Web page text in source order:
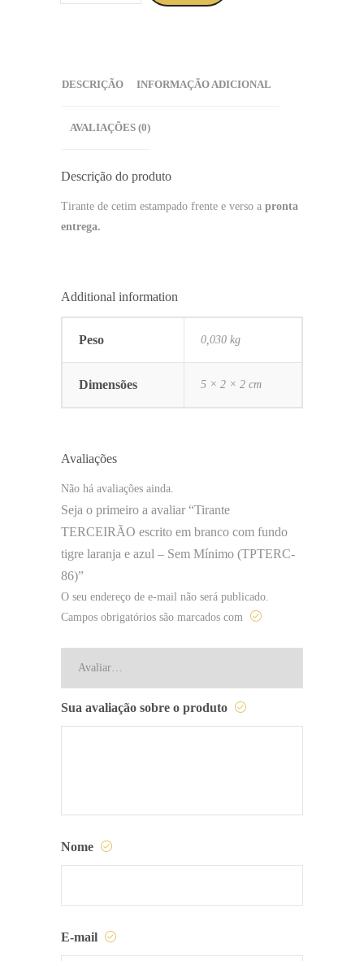
DESCRIÇÃO INFORMAÇÃO ADICIONAL
AVALIAÇÕES (0)
Descrição do produto
Tirante de cetim estampado frente e verso a pronta
entrega.
Additional information
Peso 0,030 kg
Dimensões 5 × 2 × 2 cm
Avaliações
Não há avaliações ainda.
Seja o primeiro a avaliar “Tirante
TERCEIRÃO escrito em branco com fundo
tigre laranja e azul – Sem Mínimo (TPTERC-
86)”
O seu endereço de e-mail não será publicado.
Campos obrigatórios são marcados com
Sua avaliação sobre o produto
Nome
E-mail